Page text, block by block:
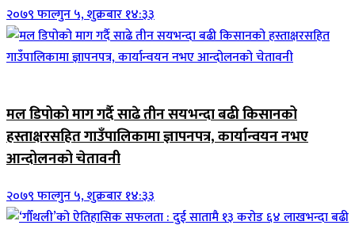
२०७९ फाल्गुन ५, शुक्रबार १४:३३
मल डिपोको माग गर्दै साढे तीन सयभन्दा बढी किसानको
हस्ताक्षरसहित गाउँपालिकामा ज्ञापनपत्र, कार्यान्वयन नभए
आन्दोलनको चेतावनी
२०७९ फाल्गुन ५, शुक्रबार १४:३३